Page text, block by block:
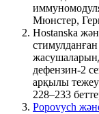
Мюнстер,
Hostanska
дефензин-2
арқылы
228–233
Popovych